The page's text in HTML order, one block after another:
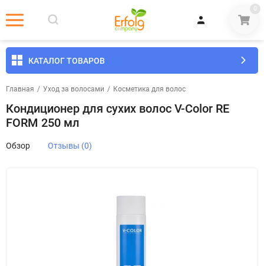
0
КАТАЛОГ ТОВАРОВ
Главная / Уход за волосами / Косметика для волос
Кондиционер для сухих волос V-Color RE
FORM 250 мл
Обзор Отзывы (0)